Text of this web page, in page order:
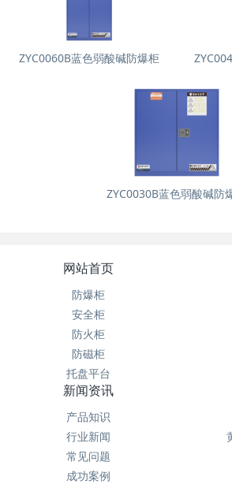
ZYC0060B蓝色弱酸碱防爆柜
ZYC0030B蓝色弱酸碱防
网站首页
防爆柜
安全柜
防火柜
防磁柜
托盘平台
新闻资讯
产品知识
行业新闻
常见问题
成功案例